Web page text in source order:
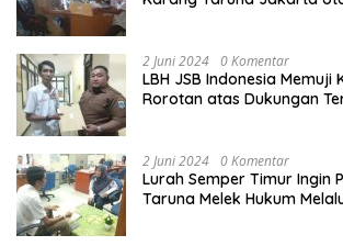
2 Juni 2024 0 Komentar
LBH JSB Indonesia Memuji
Rorotan atas Dukungan
2 Juni 2024 0 Komentar
Lurah Semper Timur Ingin
Taruna Melek Hukum